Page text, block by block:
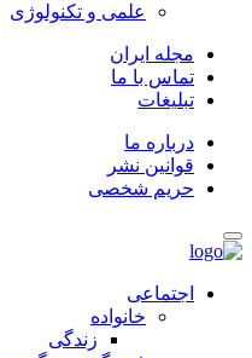
علمی و تکنولوژی
مجله ایران
تماس با ما
تبلیغات
درباره ما
قوانین نشر
حریم شخصی
اجتماعی
خانواده
زندگی